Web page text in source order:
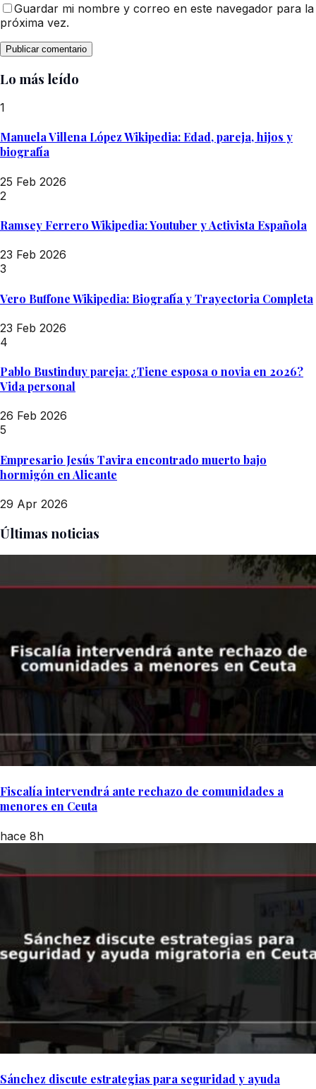
Guardar mi nombre y correo en este navegador para la
próxima vez.
Lo más leído
1
Manuela Villena López Wikipedia: Edad, pareja, hijos y
biografía
25 Feb 2026
2
Ramsey Ferrero Wikipedia: Youtuber y Activista Española
23 Feb 2026
3
Vero Buffone Wikipedia: Biografía y Trayectoria Completa
23 Feb 2026
4
Pablo Bustinduy pareja: ¿Tiene esposa o novia en 2026?
Vida personal
26 Feb 2026
5
Empresario Jesús Tavira encontrado muerto bajo
hormigón en Alicante
29 Apr 2026
Últimas noticias
Fiscalía intervendrá ante rechazo de comunidades a
menores en Ceuta
hace 8h
Sánchez discute estrategias para seguridad y ayuda